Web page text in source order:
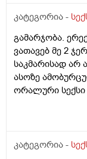
კატეგორია -
გამარჯობა.
ვათავებ მე 2
საკმარისად არ
ასოზე
ორალური
სავარაუდოდ
დ ვიტამინის
კატეგორია -